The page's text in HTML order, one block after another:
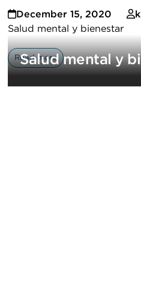
Salud mental y
December 15, 2020
Salud mental y bienestar
Read more